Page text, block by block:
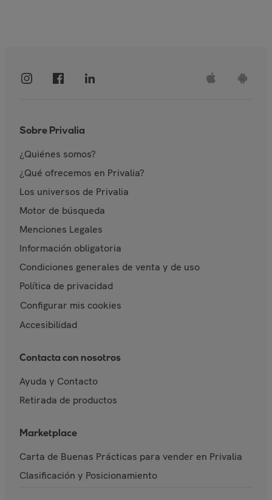
Sobre Privalia
¿Quiénes somos?
¿Qué ofrecemos en Privalia?
Los universos de Privalia
Motor de búsqueda
Menciones Legales
Información obligatoria
Condiciones generales de venta y de uso
Política de privacidad
Configurar mis cookies
Accesibilidad
Contacta con nosotros
Ayuda y Contacto
Retirada de productos
Marketplace
Carta de Buenas Prácticas para vender en Privalia
Clasificación y Posicionamiento